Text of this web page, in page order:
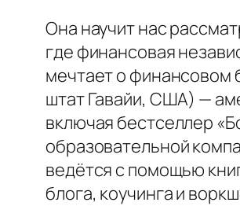
Она научит нас
где финансовая
мечтает о финансовом
штат Гавайи, США) —
включая бестселлер
образовательной
ведётся с помощью
блога, коучинга и